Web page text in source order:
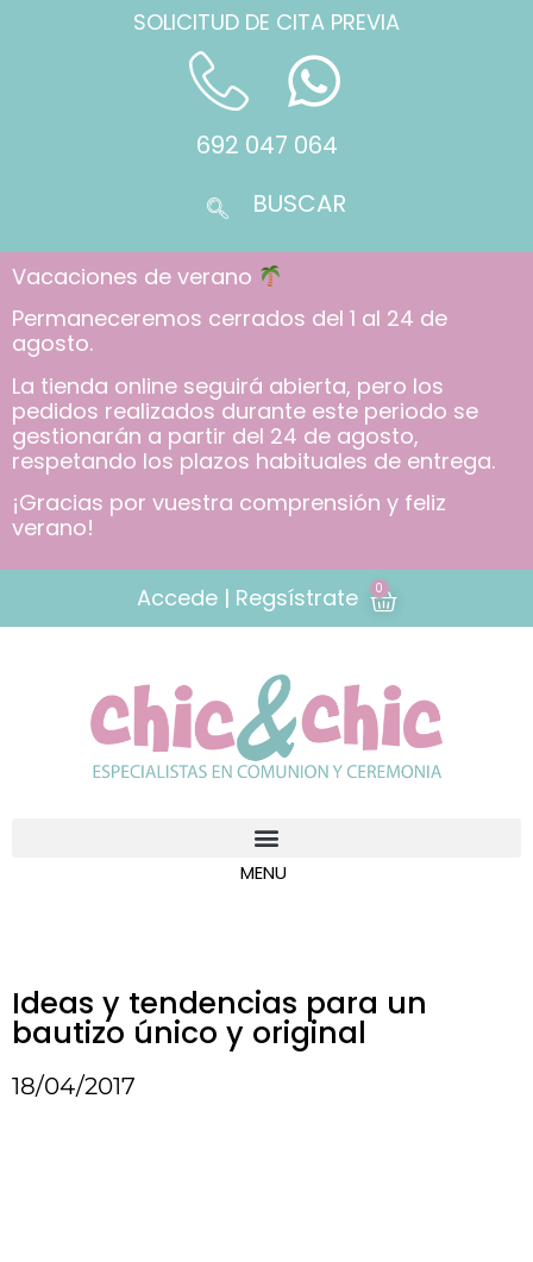
SOLICITUD DE CITA PREVIA
692 047 064
Vacaciones de verano
Permaneceremos cerrados del 1 al 24 de
agosto.
La tienda online seguirá abierta, pero los
pedidos realizados durante este periodo se
gestionarán a partir del 24 de agosto,
respetando los plazos habituales de entrega.
¡Gracias por vuestra comprensión y feliz
verano!
Accede | Regsístrate 0
Ideas y tendencias para un
bautizo único y original
18/04/2017